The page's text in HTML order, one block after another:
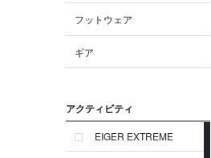
フットウェア
ギア
アクティビティ
EIGER EXTREME